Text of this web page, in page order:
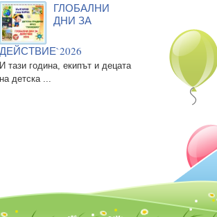
ГЛОБАЛНИ
ДНИ ЗА
ДЕЙСТВИЕ`2026
И тази година, екипът и децата
на детска ...